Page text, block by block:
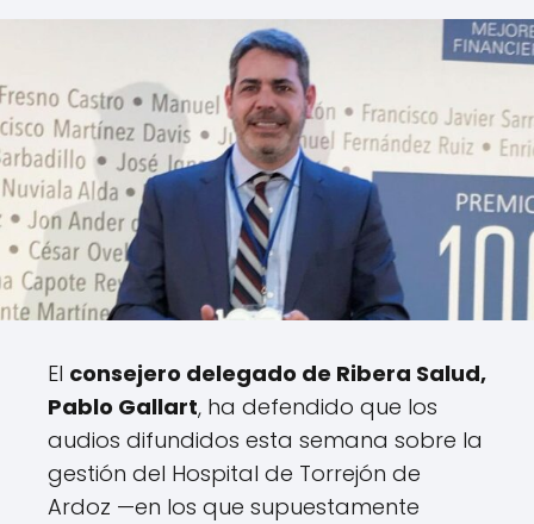
El consejero delegado de Ribera Salud,
Pablo Gallart, ha defendido que los
audios difundidos esta semana sobre la
gestión del Hospital de Torrejón de
Ardoz —en los que supuestamente